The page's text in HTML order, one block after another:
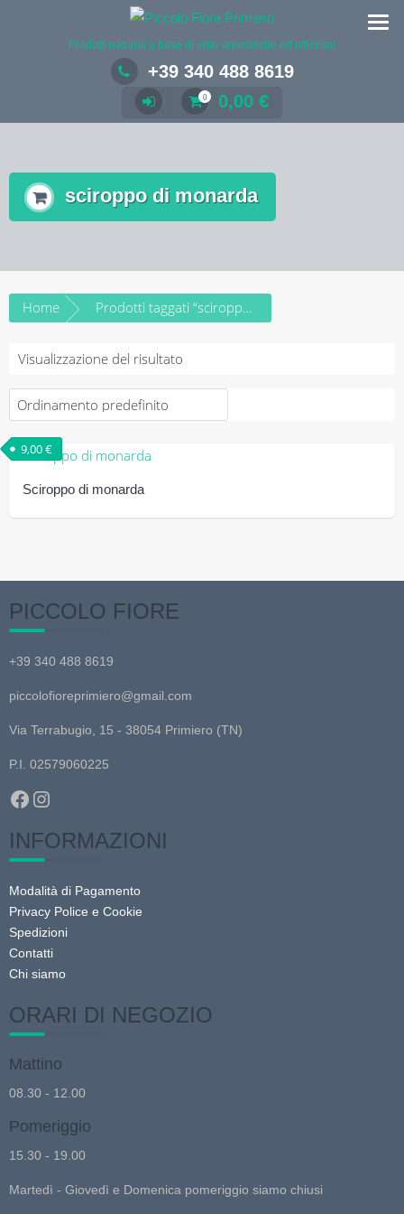
Prodotti naturali a base di erbe aromatiche ed officinali
+39 340 488 8619
0 0,00 €
sciroppo di monarda
Home Prodotti taggati “sciroppo di monarda”
Visualizzazione del risultato
Sciroppo di monarda
9,00€
PICCOLO FIORE
+39 340 488 8619
piccolofioreprimiero@gmail.com
Via Terrabugio, 15 - 38054 Primiero (TN)
P.I. 02579060225
Facebook
Instagram
INFORMAZIONI
Modalità di Pagamento
Privacy Police e Cookie
Spedizioni
Contatti
Chi siamo
ORARI DI NEGOZIO
Mattino
08.30 - 12.00
Pomeriggio
15.30 - 19.00
Martedì - Giovedì e Domenica pomeriggio siamo chiusi